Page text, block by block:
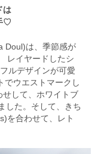
は
♡
Doul)は、季節感が
レイヤードしたシ
ルデザインが可愛
ウエストマークし
して、ホワイトブ
した。そして、きち
を合わせて、レト